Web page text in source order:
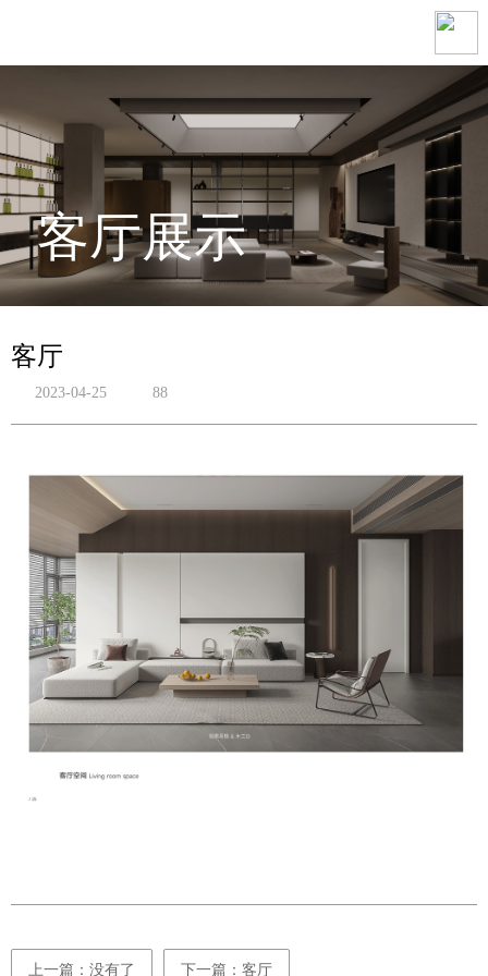
客厅展示
客厅
2023-04-25 88
上一篇：没有了 下一篇：客厅